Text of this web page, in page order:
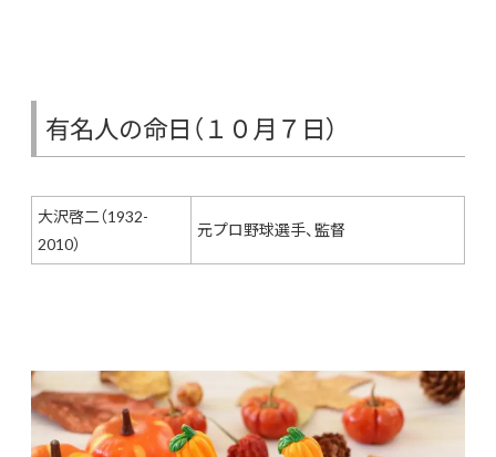
有名人の命日（１０月７日）
大沢啓二（1932-
2010）
元プロ野球選手、監督